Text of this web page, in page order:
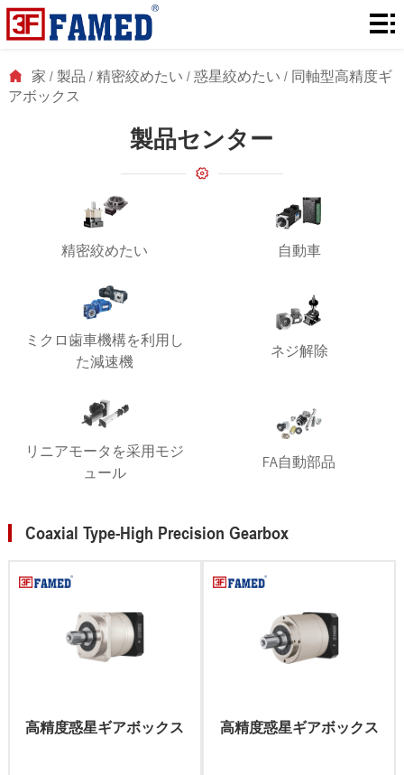
家
品
ダ
家 / 製品 / 精密絞めたい / 惑星絞めたい / 同軸型高精度ギ
アボックス
製品センター
精密絞めたい 自動車
ミクロ歯車機構を利用し
た減速機
ネジ解除
リニアモータを采用モジ
ュール
FA自動部品
Coaxial Type-High Precision Gearbox
高精度惑星ギアボックス 高精度惑星ギアボックス